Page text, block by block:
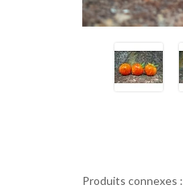
Produits connexes :